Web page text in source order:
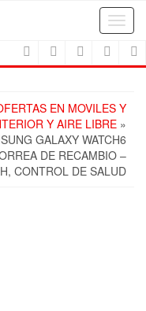
EN MOVILES Y
Y AIRE LIBRE »
GALAXY WATCH6
DE RECAMBIO –
CONTROL DE SALUD